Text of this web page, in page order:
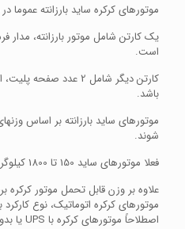
موتورهای کرکره ساید بارزانته
یک کارتن شامل موتور بارزانته، مدار
است.
کارتن دیگر شامل 2 عدد
باشد.
موتورهای ساید بارزانته بر اساس
شوند.
فعلا موتورهای ساید 150 تا 1800 کیلوگرمی در بازار ایران معمول هستند.
علاوه بر وزن قابل تحمل موتور کرکره
موتورهای کرکره اتوماتیک، نوع کارکرد
اصطلاحاً موتورهای کرکره با UPS یا بدون UPS هستند.